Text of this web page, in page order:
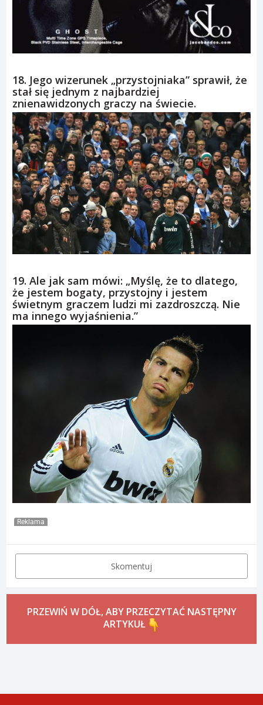
18. Jego wizerunek „przystojniaka” sprawił, że
stał się jednym z najbardziej
znienawidzonych graczy na świecie.
19. Ale jak sam mówi: „Myślę, że to dlatego,
że jestem bogaty, przystojny i jestem
świetnym graczem ludzi mi zazdroszczą. Nie
ma innego wyjaśnienia.”
Reklama
Skomentuj
PRZEWIŃ W DÓŁ, ABY PRZECZYTAĆ NASTĘPNY
ARTYKUŁ